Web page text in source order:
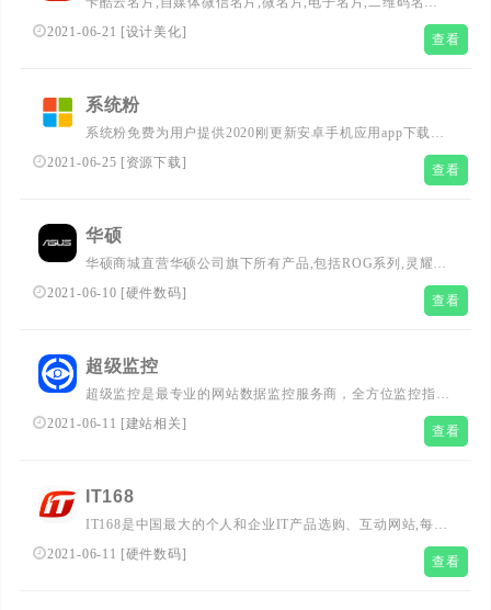
设计制作,一款基于移动商务社交的手机名片,它可以轻松制
作直观的图文、视频展示、地图定位，一键分享给客户,让
2021-06-21 [设计美化] 查看
系统粉
系统粉免费为用户提供2020刚更新安卓手机应用app下载，
海量热门安卓游戏下载，好玩的苹果app应用下载，手机游
2021-06-25 [资源下载] 查看
华硕
华硕商城直营华硕公司旗下所有产品,包括ROG系列,灵耀系
列,天选系列,飞行堡垒系列,VivoBook系列,a豆系列等笔记本
电脑,DIY配件,数码外设,手机,一体机,台式机在线购买及售
2021-06-10 [硬件数码] 查看
超级监控
超级监控是最专业的网站数据监控服务商，全方位监控指定
网站和竞争对手网站的各项数据，监控网站、服务器运行状
2021-06-11 [建站相关] 查看
IT168
IT168是中国最大的个人和企业IT产品选购、互动网站,每日
提供刚更新的IT产品报价、促销行情、手机、平板、笔记
本、相机和企业等50个频道提供最专业的产品选购和使用建
2021-06-11 [硬件数码] 查看